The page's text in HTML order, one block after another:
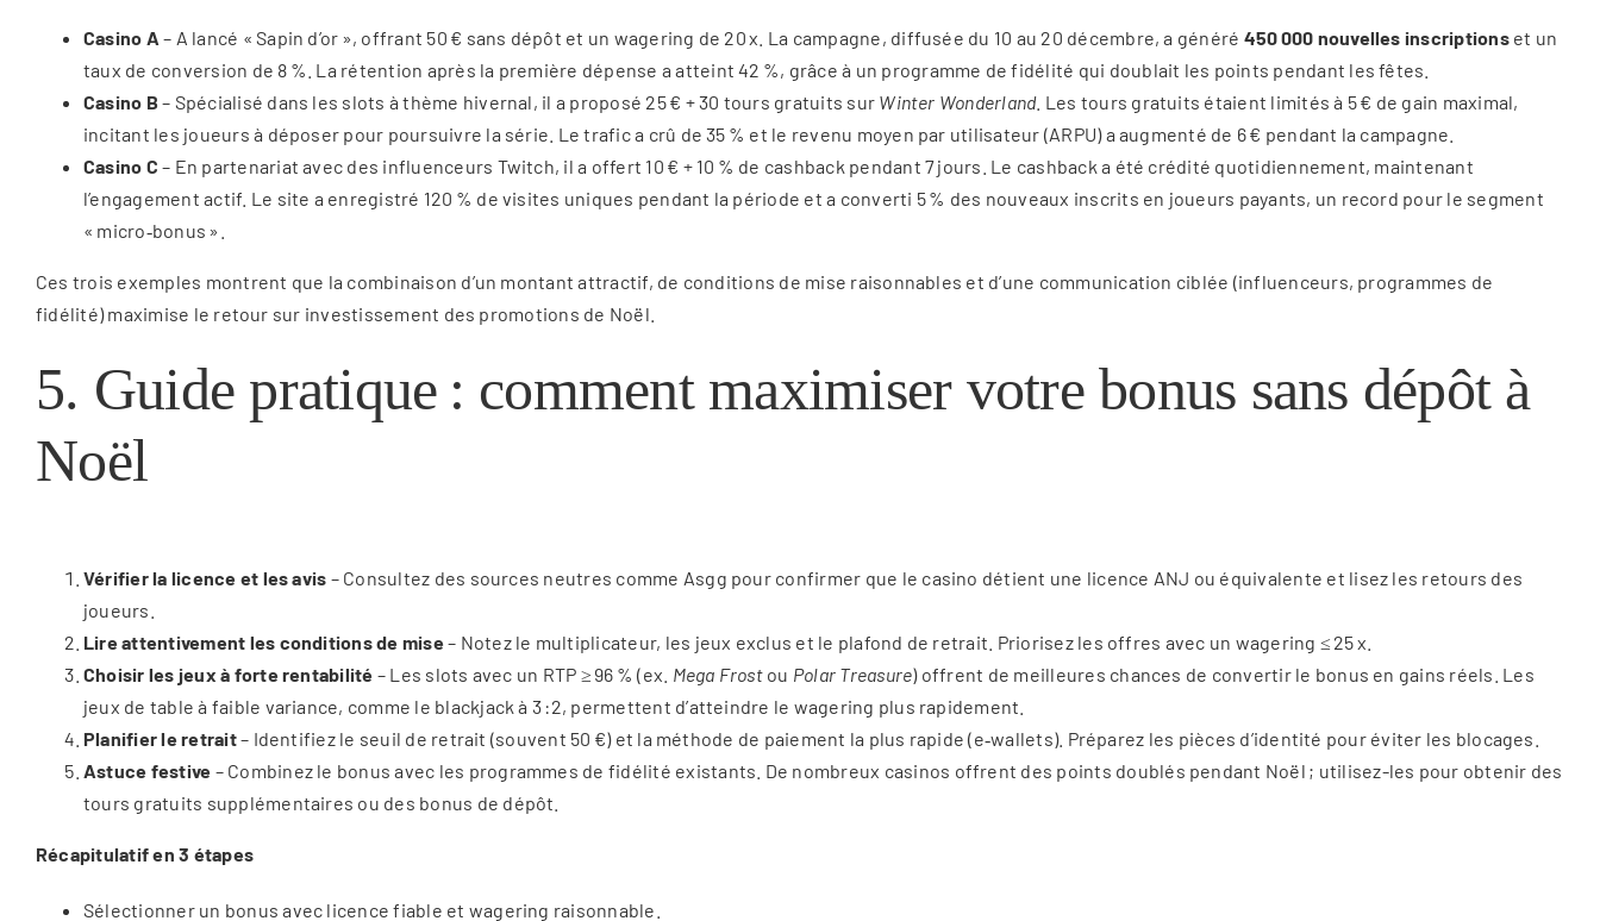
Casino A – A lancé « Sapin d’or », offrant 50 € sans dépôt et un wagering de 20 x. La campagne, diffusée du 10 au 20 décembre, a généré 450 000 nouvelles inscriptionset un
taux de conversion de 8 %. La rétention après la première dépense a atteint 42 %, grâce à un programme de fidélité qui doublait les points pendant les fêtes.
Casino B – Spécialisé dans les slots à thème hivernal, il a proposé 25 € + 30 tours gratuits sur Winter Wonderland. Les tours gratuits étaient limités à 5 € de gain maximal,
incitant les joueurs à déposer pour poursuivre la série. Le trafic a crû de 35 % et le revenu moyen par utilisateur (ARPU) a augmenté de 6 € pendant la campagne.
Casino C – En partenariat avec des influenceurs Twitch, il a offert 10 € + 10 % de cashback pendant 7 jours. Le cashback a été crédité quotidiennement, maintenant
l’engagement actif. Le site a enregistré 120 % de visites uniques pendant la période et a converti 5 % des nouveaux inscrits en joueurs payants, un record pour le segment
« micro‑bonus ».
Ces trois exemples montrent que la combinaison d’un montant attractif, de conditions de mise raisonnables et d’une communication ciblée (influenceurs, programmes de
fidélité) maximise le retour sur investissement des promotions de Noël.
5. Guide pratique : comment maximiser votre bonus sans dépôt à
Noël
Vérifier la licence et les avis – Consultez des sources neutres comme Asgg pour confirmer que le casino détient une licence ANJ ou équivalente et lisez les retours des
joueurs.
Lire attentivement les conditions de mise– Notez le multiplicateur, les jeux exclus et le plafond de retrait. Priorisez les offres avec un wagering ≤ 25 x.
Choisir les jeux à forte rentabilité – Les slots avec un RTP ≥ 96 % (ex. Mega Frostou Polar Treasure) offrent de meilleures chances de convertir le bonus en gains réels. Les
jeux de table à faible variance, comme le blackjack à 3 :2, permettent d’atteindre le wagering plus rapidement.
Planifier le retrait– Identifiez le seuil de retrait (souvent 50 €) et la méthode de paiement la plus rapide (e‑wallets). Préparez les pièces d’identité pour éviter les blocages.
Astuce festive – Combinez le bonus avec les programmes de fidélité existants. De nombreux casinos offrent des points doublés pendant Noël ; utilisez-les pour obtenir des
tours gratuits supplémentaires ou des bonus de dépôt.
Récapitulatif en 3 étapes
Sélectionner un bonus avec licence fiable et wagering raisonnable.